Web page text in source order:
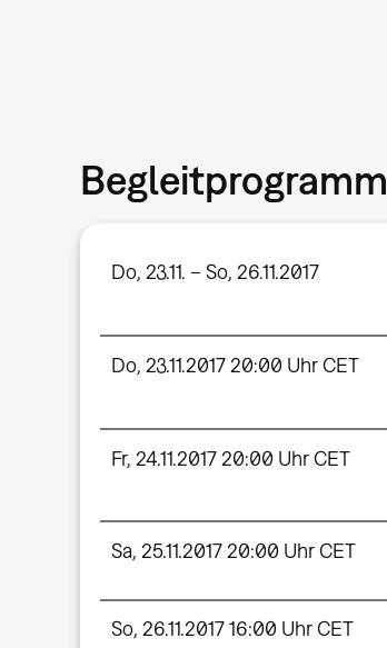
Begleitprogramm
Do, 23.11. – So, 26.11.2017
Do, 23.11.2017 20:00 Uhr CET
Fr, 24.11.2017 20:00 Uhr CET
Sa, 25.11.2017 20:00 Uhr CET
So, 26.11.2017 16:00 Uhr CET